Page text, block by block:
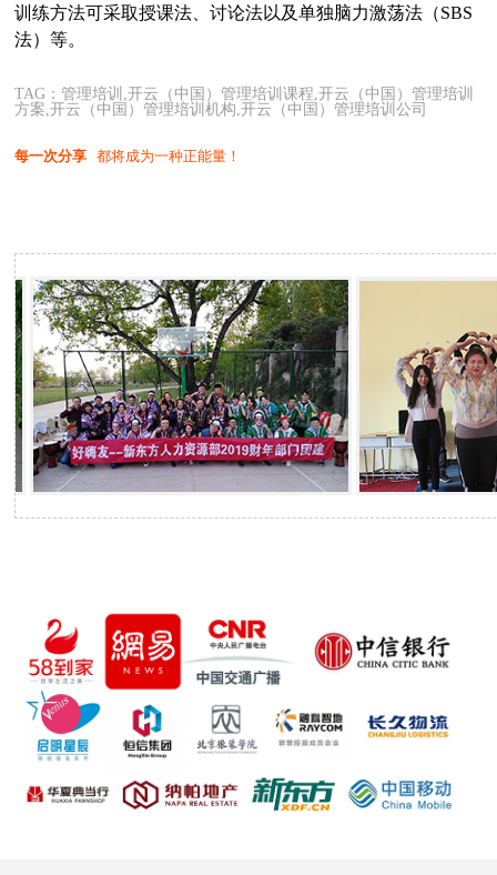
训练方法可采取授课法、讨论法以及单独脑力激荡法（SBS
法）等。
TAG：管理培训,开云（中国）管理培训课程,开云（中国）管理培训
方案,开云（中国）管理培训机构,开云（中国）管理培训公司
每一次分享 都将成为一种正能量！